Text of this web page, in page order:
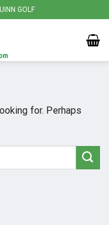
GOLF
for. Perhaps